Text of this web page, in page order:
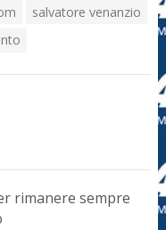
salvatore venanzio
rimanere sempre